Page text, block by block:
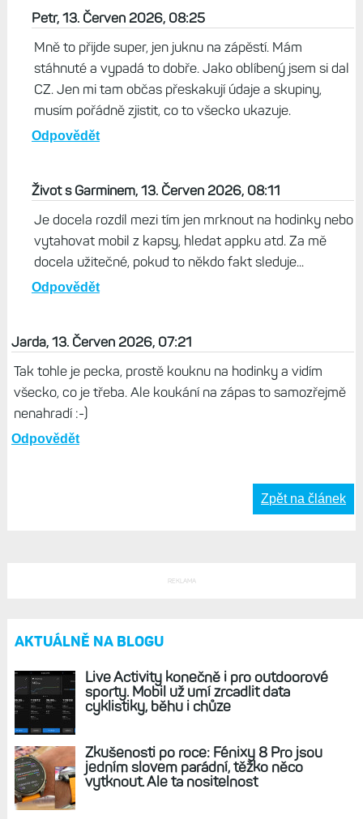
Petr, 13. Červen 2026, 08:25
Mně to přijde super, jen juknu na zápěstí. Mám
stáhnuté a vypadá to dobře. Jako oblíbený jsem si dal
CZ. Jen mi tam občas přeskakují údaje a skupiny,
musím pořádně zjistit, co to všecko ukazuje.
Odpovědět
Život s Garminem, 13. Červen 2026, 08:11
Je docela rozdíl mezi tím jen mrknout na hodinky nebo
vytahovat mobil z kapsy, hledat appku atd. Za mě
docela užitečné, pokud to někdo fakt sleduje...
Odpovědět
Jarda, 13. Červen 2026, 07:21
Tak tohle je pecka, prostě kouknu na hodinky a vidím
všecko, co je třeba. Ale koukání na zápas to samozřejmě
nenahradí :-)
Odpovědět
Zpět na článek
REKLAMA
AKTUÁLNĚ NA BLOGU
Live Activity konečně i pro outdoorové
sporty. Mobil už umí zrcadlit data
cyklistiky, běhu i chůze
Zkušenosti po roce: Fénixy 8 Pro jsou
jedním slovem parádní, těžko něco
vytknout. Ale ta nositelnost